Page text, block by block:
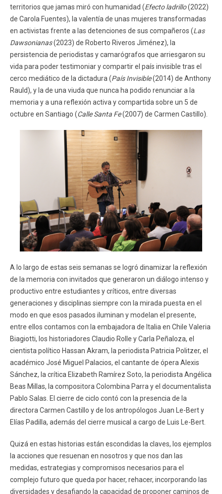
territorios que jamas miró con humanidad (Efecto ladrillo(2022)
de Carola Fuentes), la valentía de unas mujeres transformadas
en activistas frente a las detenciones de sus compañeros (Las
Dawsonianas(2023) de Roberto Riveros Jiménez), la
persistencia de periodistas y camarógrafos que arriesgaron su
vida para poder testimoniar y compartir el país invisible tras el
cerco mediático de la dictadura (País Invisible(2014) de Anthony
Rauld), y la de una viuda que nunca ha podido renunciar a la
memoria y a una reflexión activa y compartida sobre un 5 de
octubre en Santiago (Calle Santa Fe(2007) de Carmen Castillo).
A lo largo de estas seis semanas se logró dinamizar la reflexión
de la memoria con invitados que generaron un diálogo intenso y
productivo entre estudiantes y críticos, entre diversas
generaciones y disciplinas siempre con la mirada puesta en el
modo en que esos pasados iluminan y modelan el presente,
entre ellos contamos con la embajadora de Italia en Chile Valeria
Biagiotti, los historiadores Claudio Rolle y Carla Peñaloza, el
cientista político Hassan Akram, la periodista Patricia Politzer, el
académico José Miguel Palacios, el cantante de ópera Alexis
Sánchez, la crítica Elizabeth Ramírez Soto, la periodista Angélica
Beas Millas, la compositora Colombina Parra y el documentalista
Pablo Salas. El cierre de ciclo contó con la presencia de la
directora Carmen Castillo y de los antropólogos Juan Le-Bert y
Elías Padilla, además del cierre musical a cargo de Luis Le-Bert.
Quizá en estas historias están escondidas la claves, los ejemplos
la acciones que resuenan en nosotros y que nos dan las
medidas, estrategias y compromisos necesarios para el
complejo futuro que queda por hacer, rehacer, incorporando las
diversidades y desafiando la capacidad de proponer caminos de